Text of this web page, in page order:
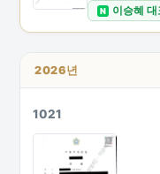
N 이승혜 대
2026년
1021